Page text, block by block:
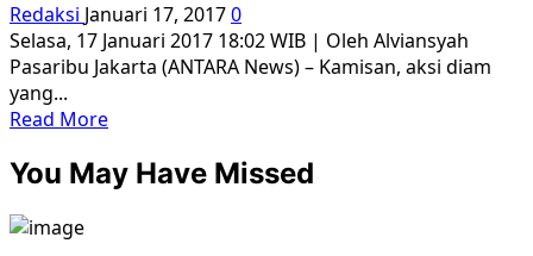
Redaksi Januari 17, 20170
Selasa, 17 Januari 2017 18:02 WIB | Oleh Alviansyah
Pasaribu Jakarta (ANTARA News) – Kamisan, aksi diam
yang...
Read MoreRead
about
Jelang
You May Have Missed